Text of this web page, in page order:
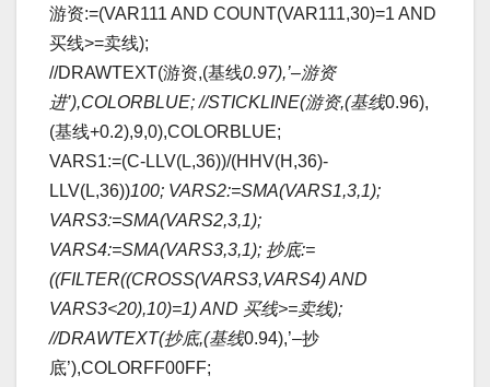
游资:=(VAR111 AND COUNT(VAR111,30)=1 AND
买线>=卖线);
//DRAWTEXT(游资,(基线0.97),’–游资
进’),COLORBLUE; //STICKLINE(游资,(基线0.96),
(基线+0.2),9,0),COLORBLUE;
VARS1:=(C-LLV(L,36))/(HHV(H,36)-
LLV(L,36))100; VARS2:=SMA(VARS1,3,1);
VARS3:=SMA(VARS2,3,1);
VARS4:=SMA(VARS3,3,1); 抄底:=
((FILTER((CROSS(VARS3,VARS4) AND
VARS3<20),10)=1) AND 买线>=卖线);
//DRAWTEXT(抄底,(基线0.94),’–抄
底’),COLORFF00FF;